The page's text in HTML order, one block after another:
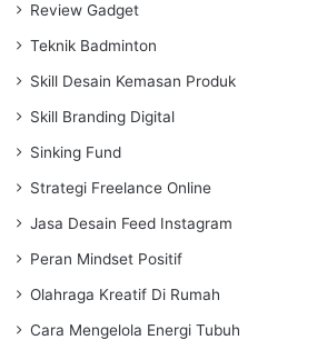
Review Gadget
Teknik Badminton
Skill Desain Kemasan Produk
Skill Branding Digital
Sinking Fund
Strategi Freelance Online
Jasa Desain Feed Instagram
Peran Mindset Positif
Olahraga Kreatif Di Rumah
Cara Mengelola Energi Tubuh